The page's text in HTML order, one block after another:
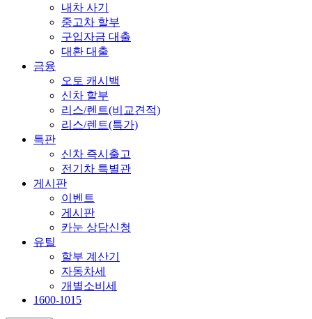
내차 사기
중고차 할부
구입자금 대출
대환 대출
금융
오토 캐시백
신차 할부
리스/렌트(비교견적)
리스/렌트(특가)
특판
신차 즉시출고
전기차 특별관
게시판
이벤트
게시판
카눈 상담신청
유틸
할부 계산기
자동차세
개별소비세
1600-1015